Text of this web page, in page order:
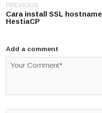
Post
navigation
PREVIOUS
Cara install SSL hostname
HestiaCP
Add a comment